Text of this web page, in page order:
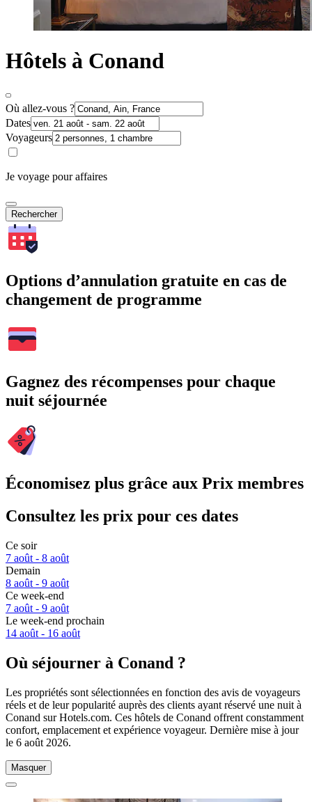
Hôtels à Conand
Où allez-vous ?
Dates
Voyageurs
Je voyage pour affaires
Rechercher
Options d’annulation gratuite en cas de
changement de programme
Gagnez des récompenses pour chaque
nuit séjournée
Économisez plus grâce aux Prix membres
Consultez les prix pour ces dates
Ce soir
7 août - 8 août
Demain
8 août - 9 août
Ce week-end
7 août - 9 août
Le week-end prochain
14 août - 16 août
Où séjourner à Conand ?
Les propriétés sont sélectionnées en fonction des avis de voyageurs
réels et de leur popularité auprès des clients ayant réservé une nuit à
Conand sur Hotels.com. Ces hôtels de Conand offrent constamment
confort, emplacement et expérience voyageur. Dernière mise à jour
le 6 août 2026.
Masquer